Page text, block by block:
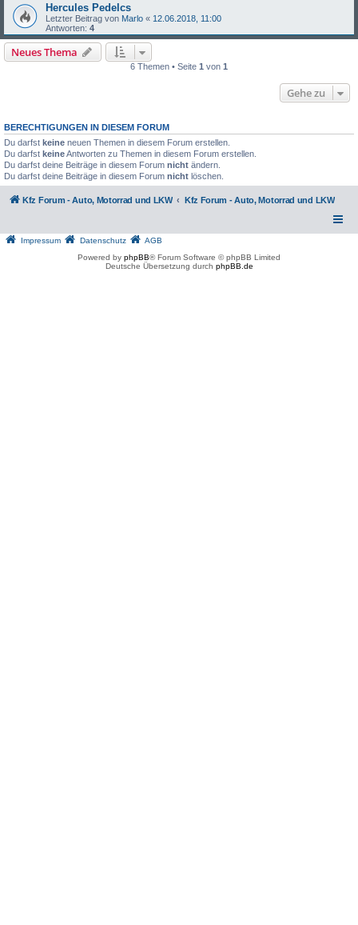
Hercules Pedelcs
Letzter Beitrag von Marlo « 12.06.2018, 11:00
Antworten: 4
Neues Thema
6 Themen • Seite 1 von 1
Gehe zu
BERECHTIGUNGEN IN DIESEM FORUM
Du darfst keine neuen Themen in diesem Forum erstellen.
Du darfst keineAntworten zu Themen in diesem Forum erstellen.
Du darfst deine Beiträge in diesem Forum nicht ändern.
Du darfst deine Beiträge in diesem Forum nicht löschen.
Kfz Forum - Auto, Motorrad und LKW Kfz Forum - Auto, Motorrad und LKW
Impressum Datenschutz
AGB
Powered by phpBB® Forum Software © phpBB Limited
Deutsche Übersetzung durch phpBB.de